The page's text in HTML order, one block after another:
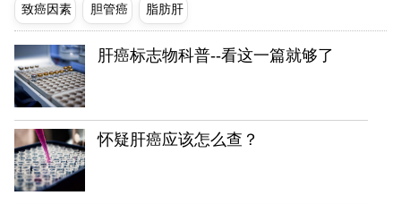
致癌因素 胆管癌 脂肪肝
肝癌标志物科普--看这一篇就够了
怀疑肝癌应该怎么查？